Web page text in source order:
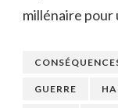
millénaire pour
GUERRE